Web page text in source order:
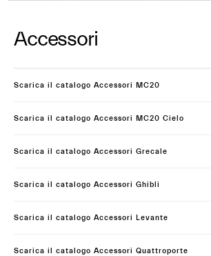
Accessori
Scarica il catalogo Accessori MC20
Scarica il catalogo Accessori MC20 Cielo
Scarica il catalogo Accessori Grecale
Scarica il catalogo Accessori Ghibli
Scarica il catalogo Accessori Levante
Scarica il catalogo Accessori Quattroporte